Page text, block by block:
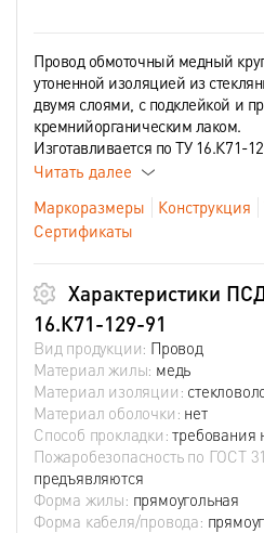
Провод обмоточный медный
утоненной изоляцией из
двумя слоями, с подклейкой и
кремнийорганическим лаком.
Изготавливается по ТУ 16.К71-
Читать далее
Маркоразмеры
Конструкция
Сертификаты
Характеристики
16.К71-129-91
Вид продукции: Провод
Материал жилы: медь
Материал изоляции:
Материал оболочки: нет
Способ прокладки:требования
Пожаробезопасность по ГОСТ
предъявляются
Форма жилы: прямоугольная
Форма кабеля/провода: